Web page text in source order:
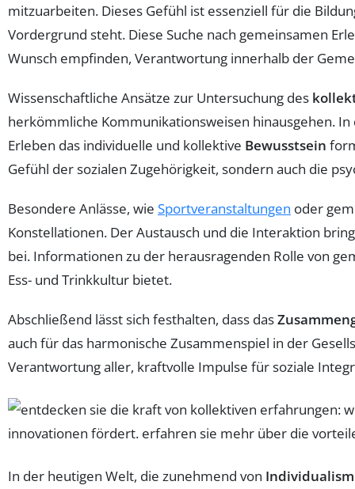
mitzuarbeiten. Dieses Gefühl ist essenziell für die
Vordergrund steht. Diese Suche nach gemeinsamen
Wunsch empfinden, Verantwortung innerhalb der
Wissenschaftliche Ansätze zur Untersuchung des
herkömmliche Kommunikationsweisen hinausgehen.
Erleben das individuelle und kollektive Bewusstsein
Gefühl der sozialen Zugehörigkeit, sondern auch die
Besondere Anlässe, wie Sportveranstaltungen oder
Konstellationen. Der Austausch und die Interaktion
bei. Informationen zu der herausragenden Rolle von
Ess- und Trinkkultur bietet.
Abschließend lässt sich festhalten, dass das
auch für das harmonische Zusammenspiel in der
Verantwortung aller, kraftvolle Impulse für soziale
In der heutigen Welt, die zunehmend von